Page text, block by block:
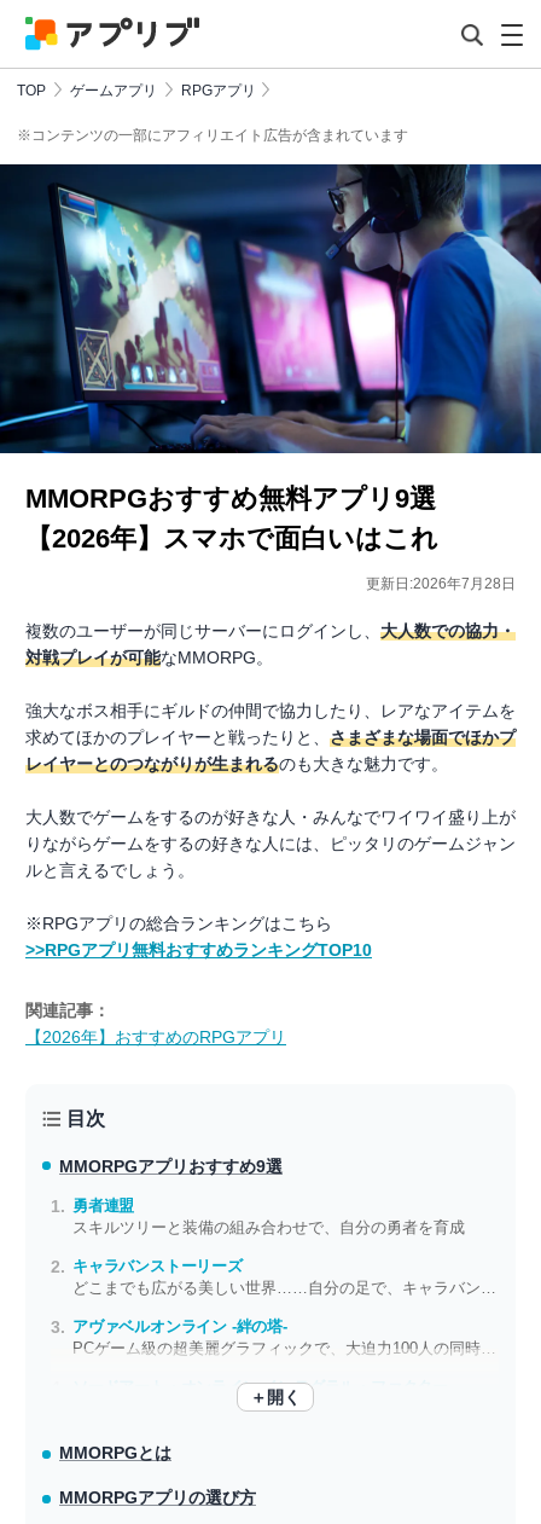
TOP ゲームアプリ RPGアプリ
※コンテンツの一部にアフィリエイト広告が含まれています
MMORPGおすすめ無料アプリ9選
【2026年】スマホで面白いはこれ
更新日:2026年7月28日
複数のユーザーが同じサーバーにログインし、 大人数での協力・
対戦プレイが可能なMMORPG。
強大なボス相手にギルドの仲間で協力したり、レアなアイテムを
求めてほかのプレイヤーと戦ったりと、 さまざまな場面でほかプ
レイヤーとのつながりが生まれるのも大きな魅力です。
大人数でゲームをするのが好きな人・みんなでワイワイ盛り上が
りながらゲームをするの好きな人には、ピッタリのゲームジャン
ルと言えるでしょう。
※RPGアプリの総合ランキングはこちら
>>RPGアプリ無料おすすめランキングTOP10
関連記事：
【2026年】おすすめのRPGアプリ
目次
MMORPGアプリ おすすめ9選
勇者連盟
スキルツリーと装備の組み合わせで、自分の勇者を育成
キャラバンストーリーズ
アヴァベルオンライン -絆の塔-
ソードアート・オンライン インテグラル・ファクター
＋開く
MMORPGとは
MMORPGアプリの選び方